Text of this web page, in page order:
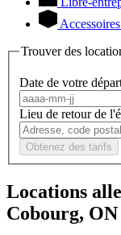
Trouver des
Date de votre
Lieu de retour de
Obtenez des tarifs
Locations
Cobourg,